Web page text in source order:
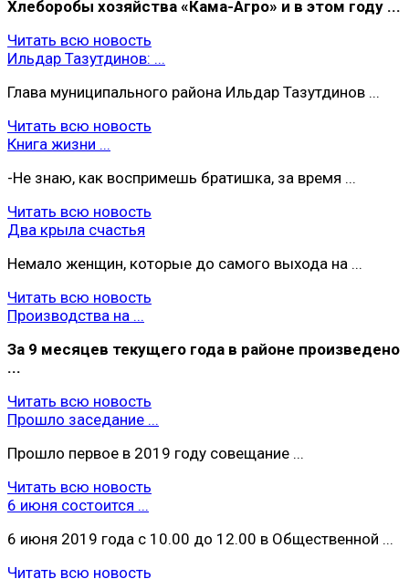
Хлеборобы хoзяйства «Кама-Агро» и в этом году ...
Читать всю новость
Ильдар Тазутдинов: ...
Глава муниципального района Ильдар Тазутдинов ...
Читать всю новость
Книга жизни ...
-Не знаю, как воспримешь братишка, за время ...
Читать всю новость
Два крыла счастья
Немало женщин, которые до самого выхода на ...
Читать всю новость
Производства на ...
За 9 месяцев текущего года в районе произведено
...
Читать всю новость
Прошло заседание ...
Прошло первое в 2019 году совещание ...
Читать всю новость
6 июня состоится ...
6 июня 2019 года с 10.00 до 12.00 в Общественной ...
Читать всю новость